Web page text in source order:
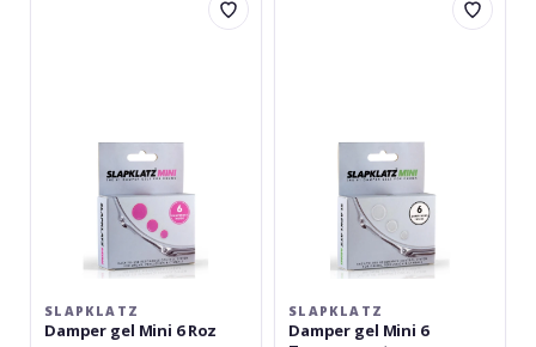
SLAPKLATZ
Damper gel Mini 6 Roz
SLAPKLATZ
Damper gel Mini 6